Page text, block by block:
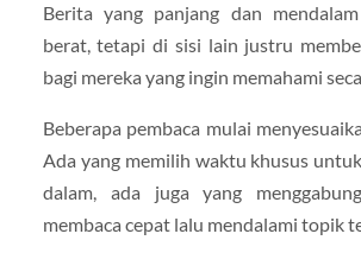
Berita yang panjang dan
berat, tetapi di sisi lain justru
bagi mereka yang ingin memahami
Beberapa pembaca mulai
Ada yang memilih waktu khusus
dalam, ada juga yang
membaca cepat lalu mendalami topik